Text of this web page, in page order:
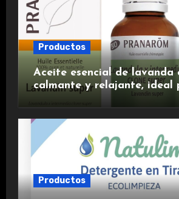
Productos
Aceite esencial de lavanda
calmante y relajante, ideal
Productos